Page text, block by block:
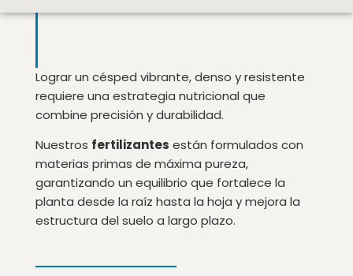
Lograr un césped vibrante, denso y resistente
requiere una estrategia nutricional que
combine precisión y durabilidad.
Nuestros fertilizantes están formulados con
materias primas de máxima pureza,
garantizando un equilibrio que fortalece la
planta desde la raíz hasta la hoja y mejora la
estructura del suelo a largo plazo.